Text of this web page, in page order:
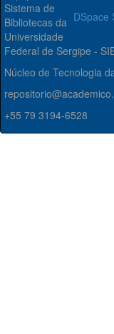
DSpace
Sistema de
Bibliotecas da
Universidade
Federal de Sergipe -
Núcleo de Tecnologia
+55 79 3194-6528